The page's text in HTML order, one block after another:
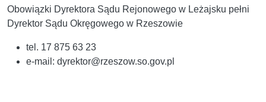
Obowiązki Dyrektora Sądu Rejonowego w Leżajsku pełni
Dyrektor Sądu Okręgowego w Rzeszowie
tel. 17 875 63 23
e-mail: dyrektor@rzeszow.so.gov.pl